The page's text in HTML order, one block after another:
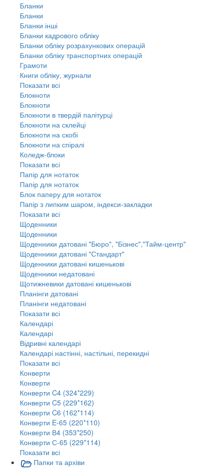
Бланки
Бланки
Бланки інші
Бланки кадрового обліку
Бланки обліку розрахункових операцій
Бланки обліку транспортних операцій
Грамоти
Книги обліку, журнали
Показати всі
Блокноти
Блокноти
Блокноти в твердій палітурці
Блокноти на склейці
Блокноти на скобі
Блокноти на спіралі
Коледж-блоки
Показати всі
Папір для нотаток
Папір для нотаток
Блок паперу для нотаток
Папір з липким шаром, індекси-закладки
Показати всі
Щоденники
Щоденники
Щоденники датовані "Бюро", "Бізнес","Тайм-центр"
Щоденники датовані "Стандарт"
Щоденники датовані кишенькові
Щоденники недатовані
Щотижневики датовані кишенькові
Планінги датовані
Планінги недатовані
Показати всі
Календарі
Календарі
Відривні календарі
Календарі настінні, настільні, перекидні
Показати всі
Конверти
Конверти
Конверти C4 (324*229)
Конверти C5 (229*162)
Конверти C6 (162*114)
Конверти E-65 (220*110)
Конверти В4 (353*250)
Конверти С-65 (229*114)
Показати всі
Папки та архіви